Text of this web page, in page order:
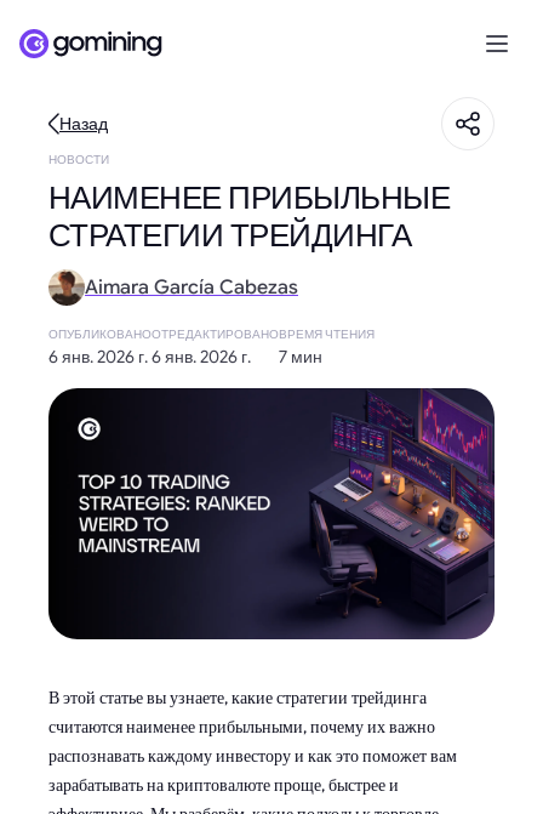
Назад
НОВОСТИ
НАИМЕНЕЕ ПРИБЫЛЬНЫЕ
СТРАТЕГИИ ТРЕЙДИНГА
Aimara García Cabezas
ОПУБЛИКОВАНО
6 янв. 2026 г.
ОТРЕДАКТИРОВАНО
6 янв. 2026 г.
ВРЕМЯ ЧТЕНИЯ
7 мин
В этой статье вы узнаете, какие стратегии трейдинга
считаются наименее прибыльными, почему их важно
распознавать каждому инвестору и как это поможет вам
зарабатывать на криптовалюте проще, быстрее и